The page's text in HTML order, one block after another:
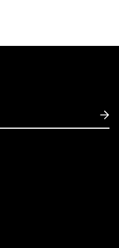
到商品缺貨、客訂等情
幕亮度、彩度等顯示
，除私人貼身用品外
皆採用順豐到付，收
外購物一律不受理退